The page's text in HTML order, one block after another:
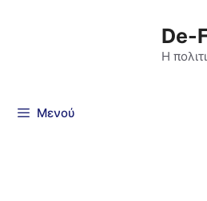
De-
Η
Μενού